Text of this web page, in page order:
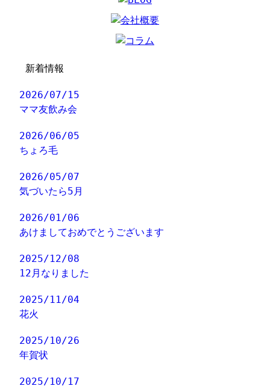
新着情報
2026/07/15
ママ友飲み会
2026/06/05
ちょろ毛
2026/05/07
気づいたら5月
2026/01/06
あけましておめでとうございます
2025/12/08
12月なりました
2025/11/04
花火
2025/10/26
年賀状
2025/10/17